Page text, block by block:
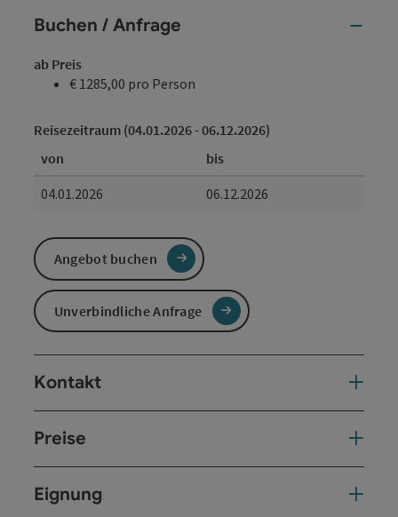
Buchen / Anfrage
ab Preis
€ 1285,00 pro Person
Reisezeitraum (04.01.2026 - 06.12.2026)
von
bis
04.01.2026
06.12.2026
Angebot buchen
Unverbindliche Anfrage
Kontakt
Preise
Eignung